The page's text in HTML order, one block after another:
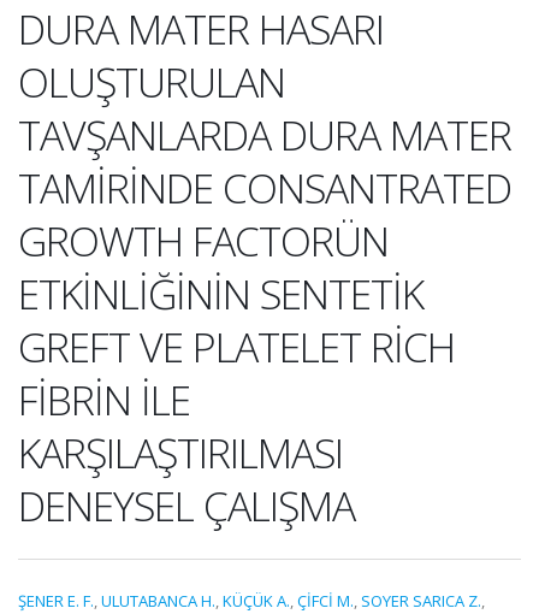
DURA MATER HASARI
OLUŞTURULAN
TAVŞANLARDA DURA MATER
TAMİRİNDE CONSANTRATED
GROWTH FACTORÜN
ETKİNLİĞİNİN SENTETİK
GREFT VE PLATELET RİCH
FİBRİN İLE
KARŞILAŞTIRILMASI
DENEYSEL ÇALIŞMA
ŞENER E. F.,ULUTABANCA H.,KÜÇÜK A.,ÇİFCİ M., SOYER SARICA Z.,